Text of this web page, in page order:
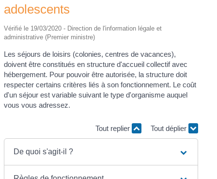
adolescents
Vérifié le 19/03/2020 - Direction de l'information légale et
administrative (Premier ministre)
Les séjours de loisirs (colonies, centres de vacances),
doivent être constitués en structure d'accueil collectif avec
hébergement. Pour pouvoir être autorisée, la structure doit
respecter certains critères liés à son fonctionnement. Le coût
d'un séjour est variable suivant le type d'organisme auquel
vous vous adressez.
Tout replier Tout déplier
De quoi s'agit-il ?